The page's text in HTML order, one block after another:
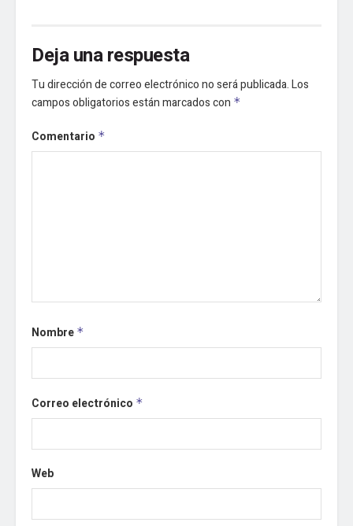
Deja una respuesta
Tu dirección de correo electrónico no será publicada.Los
campos obligatorios están marcados con *
Comentario *
Nombre *
Correo electrónico *
Web